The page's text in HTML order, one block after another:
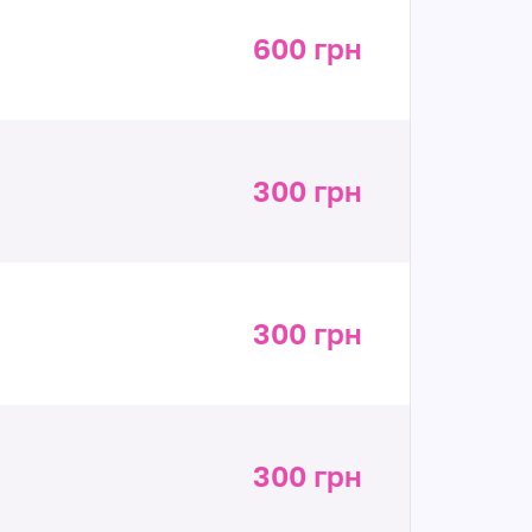
600 грн
300 грн
300 грн
300 грн